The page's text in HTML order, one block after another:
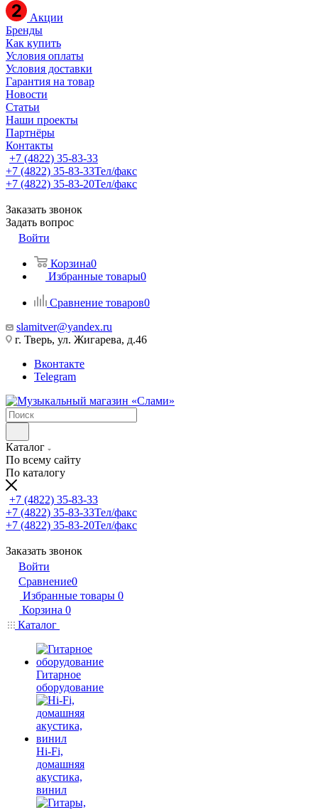
Акции
Бренды
Как купить
Условия оплаты
Условия доставки
Гарантия на товар
Новости
Статьи
Наши проекты
Партнёры
Контакты
+7 (4822) 35-83-33
+7 (4822) 35-83-33Тел/факс
+7 (4822) 35-83-20Тел/факс
Заказать звонок
Задать вопрос
Войти
Корзина0
Избранные товары0
Сравнение товаров0
slamitver@yandex.ru
г. Тверь, ул. Жигарева, д.46
Вконтакте
Telegram
Каталог
По всему сайту
По каталогу
+7 (4822) 35-83-33
+7 (4822) 35-83-33Тел/факс
+7 (4822) 35-83-20Тел/факс
Заказать звонок
Войти
Сравнение0
Избранные товары 0
Корзина 0
Каталог
Гитарное
оборудование
Hi-Fi,
домашняя
акустика,
винил